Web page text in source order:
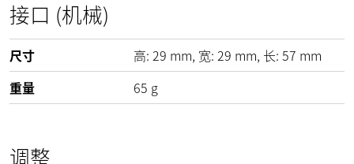
接口 (机械)
尺寸 高: 29 mm, 宽: 29 mm, 长: 57 mm
重量
65 g
调整